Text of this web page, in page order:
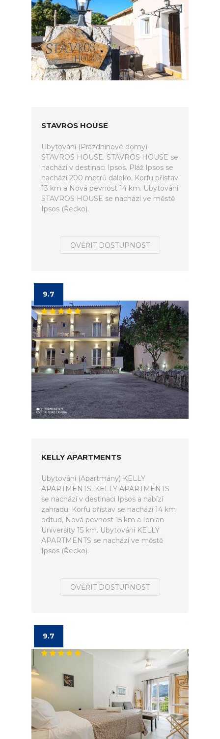
STAVROS HOUSE
Ubytování (Prázdninové domy)
STAVROS HOUSE. STAVROS HOUSE se
nachází v destinaci Ipsos. Pláž Ipsos se
nachází 200 metrů daleko, Korfu přístav
13 km a Nová pevnost 14 km. Ubytování
STAVROS HOUSE se nachází ve městě
Ipsos (Řecko).
OVĚŘIT DOSTUPNOST
9.7
KELLY APARTMENTS
Ubytování (Apartmány) KELLY
APARTMENTS. KELLY APARTMENTS
se nachází v destinaci Ipsos a nabízí
zahradu. Korfu přístav se nachází 14 km
odtud, Nová pevnost 15 km a Ionian
University 15 km. Ubytování KELLY
APARTMENTS se nachází ve městě
Ipsos (Řecko).
OVĚŘIT DOSTUPNOST
9.7